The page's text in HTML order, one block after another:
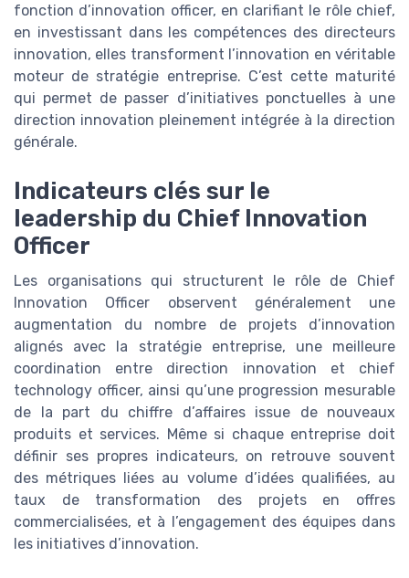
fonction d’innovation officer, en clarifiant le rôle chief,
en investissant dans les compétences des directeurs
innovation, elles transforment l’innovation en véritable
moteur de stratégie entreprise. C’est cette maturité
qui permet de passer d’initiatives ponctuelles à une
direction innovation pleinement intégrée à la direction
générale.
Indicateurs clés sur le
leadership du Chief Innovation
Officer
Les organisations qui structurent le rôle de Chief
Innovation Officer observent généralement une
augmentation du nombre de projets d’innovation
alignés avec la stratégie entreprise, une meilleure
coordination entre direction innovation et chief
technology officer, ainsi qu’une progression mesurable
de la part du chiffre d’affaires issue de nouveaux
produits et services. Même si chaque entreprise doit
définir ses propres indicateurs, on retrouve souvent
des métriques liées au volume d’idées qualifiées, au
taux de transformation des projets en offres
commercialisées, et à l’engagement des équipes dans
les initiatives d’innovation.